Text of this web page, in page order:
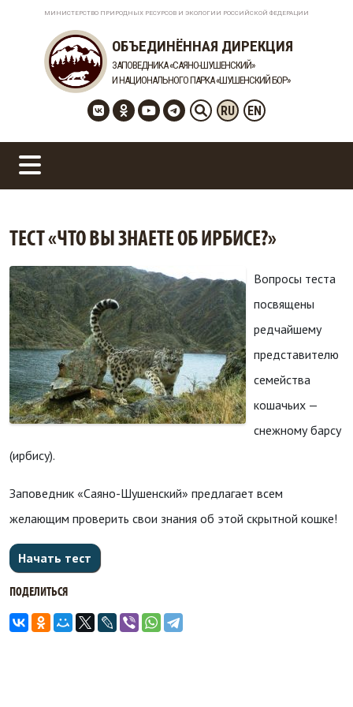
МИНИСТЕРСТВО ПРИРОДНЫХ РЕСУРСОВ И ЭКОЛОГИИ РОССИЙСКОЙ ФЕДЕРАЦИИ
ОБЪЕДИНЁННАЯ ДИРЕКЦИЯ
ЗАПОВЕДНИКА «САЯНО-ШУШЕНСКИЙ»
И НАЦИОНАЛЬНОГО ПАРКА «ШУШЕНСКИЙ БОР»
RU EN
ТЕСТ «ЧТО ВЫ ЗНАЕТЕ ОБ ИРБИСЕ?»
Вопросы теста
посвящены
редчайшему
представителю
семейства
кошачьих —
снежному барсу
(ирбису).
Заповедник «Саяно-Шушенский» предлагает всем
желающим проверить свои знания об этой скрытной кошке!
ПОДЕЛИТЬСЯ